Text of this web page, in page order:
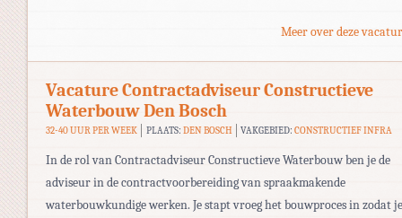
Meer over deze
Vacature Contractadviseur Constructieve
Waterbouw Den Bosch
32-40 UUR PER WEEK PLAATS: DEN BOSCH VAKGEBIED:CONSTRUCTIEF INFRA
In de rol van Contractadviseur Constructieve Waterbouw ben je de
adviseur in de contractvoorbereiding van spraakmakende
waterbouwkundige werken. Je stapt vroeg het bouwproces in zodat je